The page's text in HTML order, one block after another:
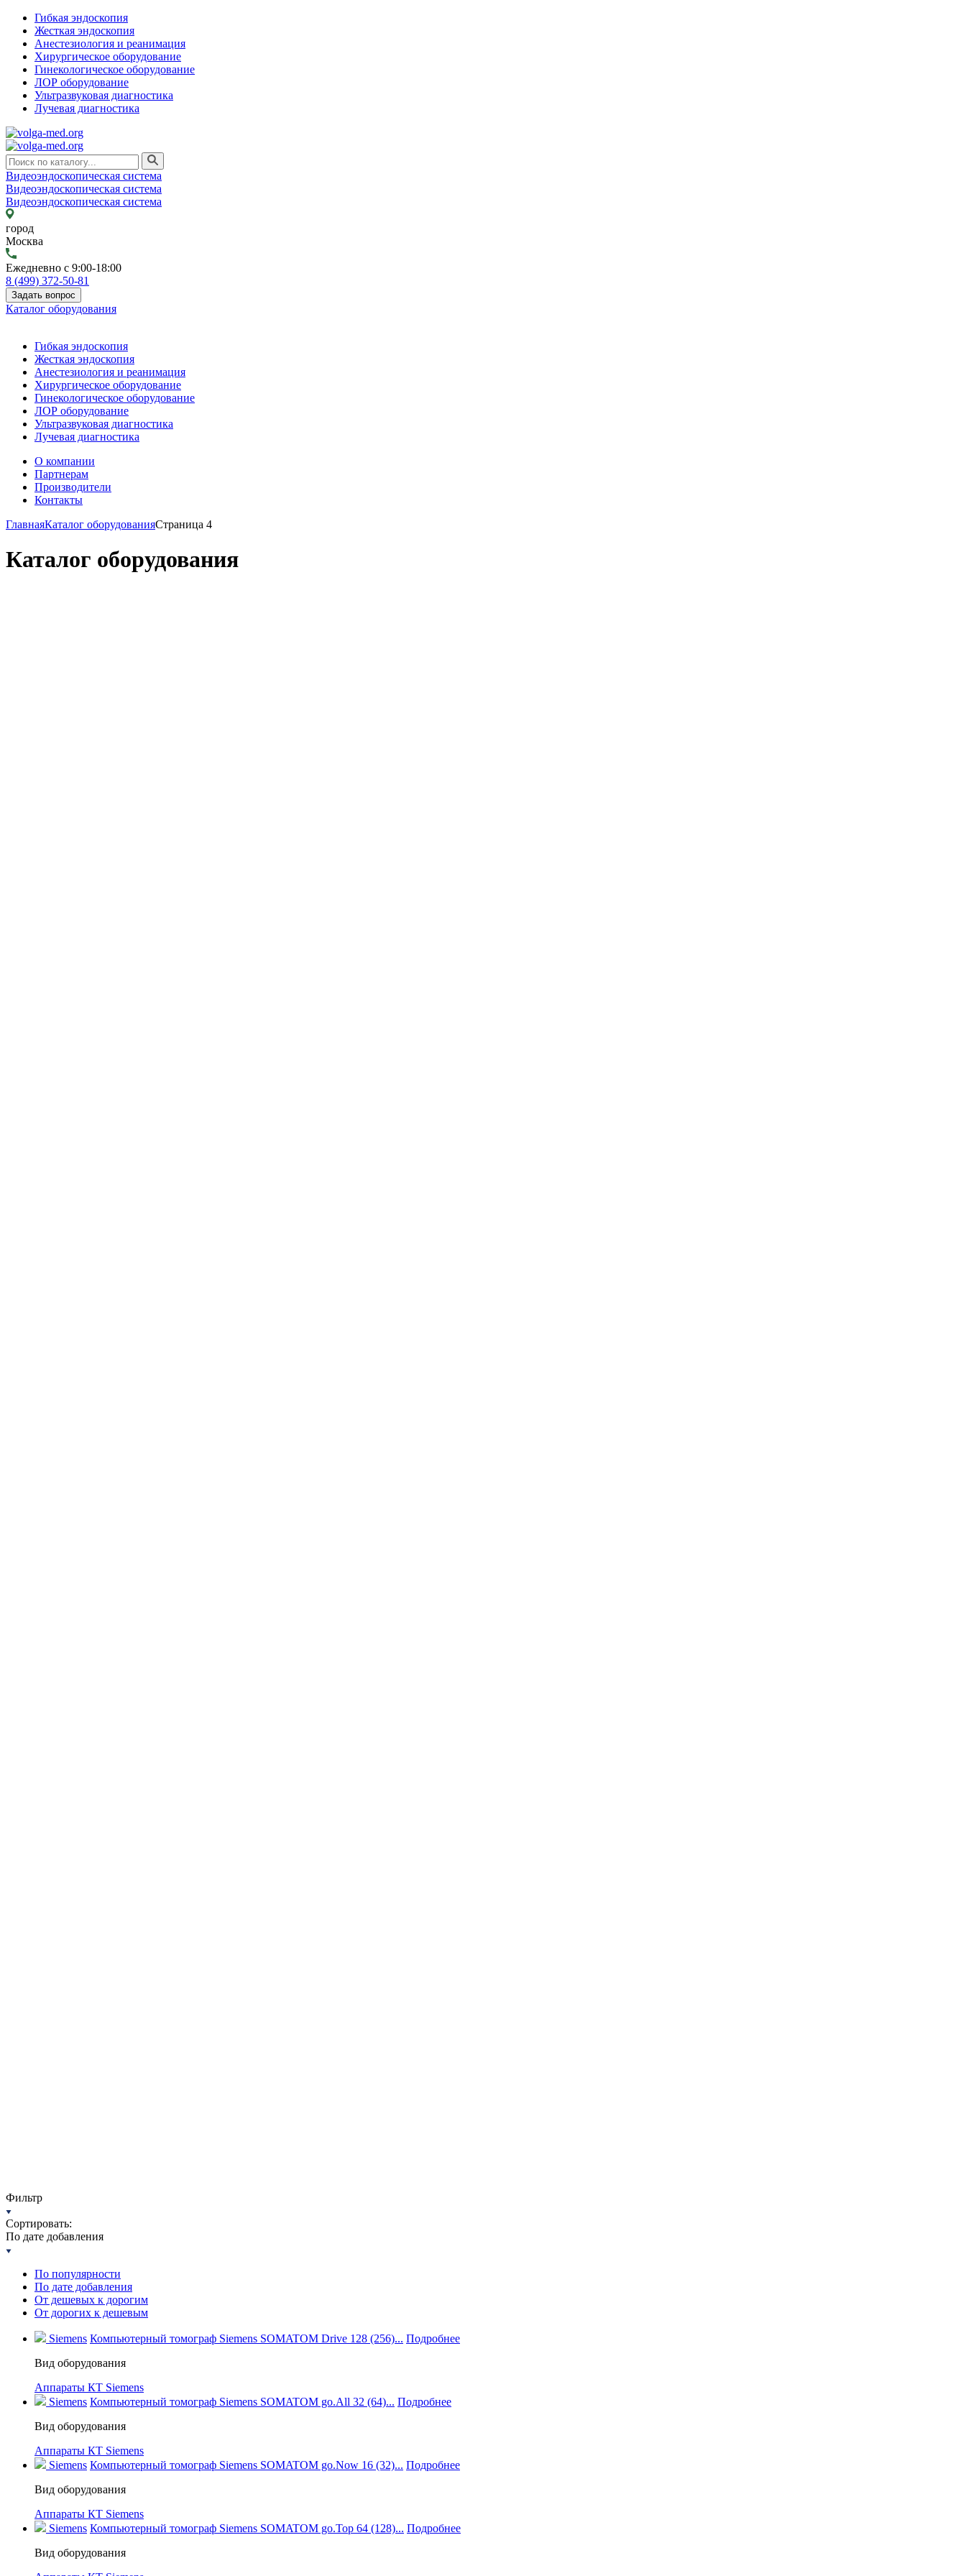
Гибкая эндоскопия
Жесткая эндоскопия
Анестезиология и реанимация
Хирургическое оборудование
Гинекологическое оборудование
ЛОР оборудование
Ультразвуковая диагностика
Лучевая диагностика
Видеоэндоскопическая система
Видеоэндоскопическая система
Видеоэндоскопическая система
город
Москва
Ежедневно с 9:00-18:00
8 (499) 372-50-81
Задать вопрос
Каталог оборудования
Гибкая эндоскопия
Жесткая эндоскопия
Анестезиология и реанимация
Хирургическое оборудование
Гинекологическое оборудование
ЛОР оборудование
Ультразвуковая диагностика
Лучевая диагностика
О компании
Партнерам
Производители
Контакты
ГлавнаяКаталог оборудованияСтраница 4
Каталог оборудования
Фильтр
Сортировать:
По дате добавления
По популярности
По дате добавления
От дешевых к дорогим
От дорогих к дешевым
Siemens Компьютерный томограф Siemens SOMATOM Drive 128 (256)... Подробнее
Вид оборудования
Аппараты КТ Siemens
Siemens Компьютерный томограф Siemens SOMATOM go.All 32 (64)... Подробнее
Вид оборудования
Аппараты КТ Siemens
Siemens Компьютерный томограф Siemens SOMATOM go.Now 16 (32)... Подробнее
Вид оборудования
Аппараты КТ Siemens
Siemens Компьютерный томограф Siemens SOMATOM go.Top 64 (128)... Подробнее
Вид оборудования